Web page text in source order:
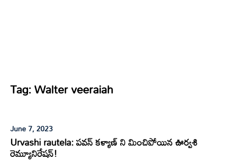
Tag:Walter veeraiah
June 7, 2023
Urvashi rautela: పవన్ కళ్యాణ్ ని మించిపోయిన ఊర్వశి
రెమ్యూనిరేషన్!